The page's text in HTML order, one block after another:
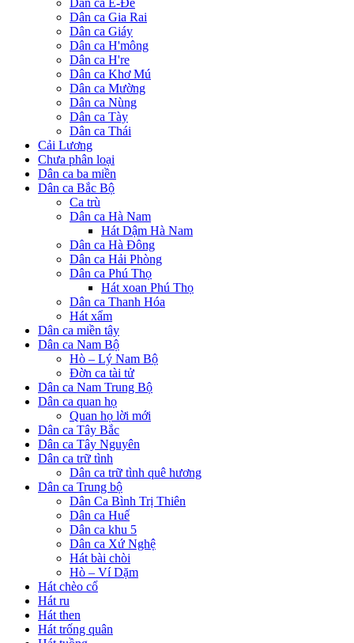
Dân ca Gia Rai
Dân ca Giáy
Dân ca H'mông
Dân ca H're
Dân ca Khơ Mú
Dân ca Mường
Dân ca Nùng
Dân ca Tày
Dân ca Thái
Cải Lương
Chưa phân loại
Dân ca ba miền
Dân ca Bắc Bộ
Ca trù
Dân ca Hà Nam
Hát Dậm Hà Nam
Dân ca Hà Đông
Dân ca Hải Phòng
Dân ca Phú Thọ
Hát xoan Phú Thọ
Dân ca Thanh Hóa
Hát xẩm
Dân ca miền tây
Dân ca Nam Bộ
Hò – Lý Nam Bộ
Đờn ca tài tử
Dân ca Nam Trung Bộ
Dân ca quan họ
Quan họ lời mới
Dân ca Tây Bắc
Dân ca Tây Nguyên
Dân ca trữ tình
Dân ca trữ tình quê hương
Dân ca Trung bộ
Dân Ca Bình Trị Thiên
Dân ca Huế
Dân ca khu 5
Dân ca Xứ Nghệ
Hát bài chòi
Hò – Ví Dặm
Hát chèo cổ
Hát ru
Hát then
Hát trống quân